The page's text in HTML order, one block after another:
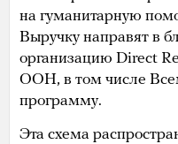
на гуманитарную
Выручку направят в
организацию Direct
ООН, в том числе
программу.
Эта схема